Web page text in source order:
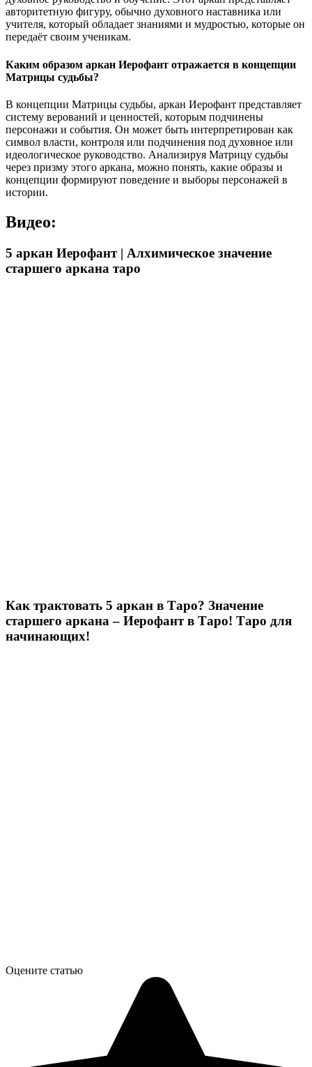
авторитетную фигуру, обычно духовного наставника или
учителя, который обладает знаниями и мудростью, которые он
передаёт своим ученикам.
Каким образом аркан Иерофант отражается в концепции
Матрицы судьбы?
В концепции Матрицы судьбы, аркан Иерофант представляет
систему верований и ценностей, которым подчинены
персонажи и события. Он может быть интерпретирован как
символ власти, контроля или подчинения под духовное или
идеологическое руководство. Анализируя Матрицу судьбы
через призму этого аркана, можно понять, какие образы и
концепции формируют поведение и выборы персонажей в
истории.
Видео:
5 аркан Иерофант | Алхимическое значение
старшего аркана таро
Как трактовать 5 аркан в Таро? Значение
старшего аркана – Иерофант в Таро! Таро для
начинающих!
Оцените статью